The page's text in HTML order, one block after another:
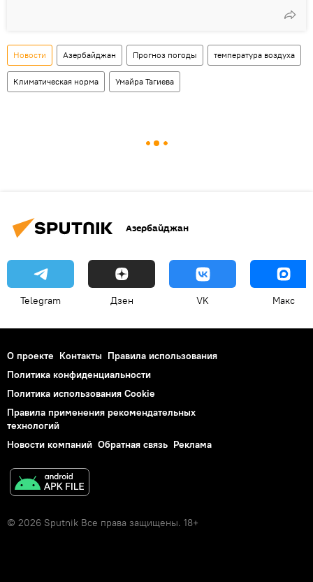
Новости Азербайджан Прогноз погоды температура воздуха
Климатическая норма Умайра Тагиева
Азербайджан
Telegram Дзен VK Макс
О проекте Контакты Правила использования
Политика конфиденциальности
Политика использования Cookie
Правила применения рекомендательных
технологий
Новости компаний Обратная связь Реклама
© 2026 Sputnik Все права защищены. 18+